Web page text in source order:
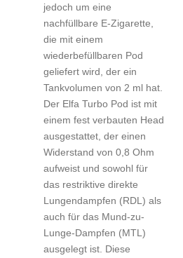
jedoch um eine
nachfüllbare E-Zigarette,
die mit einem
wiederbefüllbaren Pod
geliefert wird, der ein
Tankvolumen von 2 ml hat.
Der Elfa Turbo Pod ist mit
einem fest verbauten Head
ausgestattet, der einen
Widerstand von 0,8 Ohm
aufweist und sowohl für
das restriktive direkte
Lungendampfen (RDL) als
auch für das Mund-zu-
Lunge-Dampfen (MTL)
ausgelegt ist. Diese